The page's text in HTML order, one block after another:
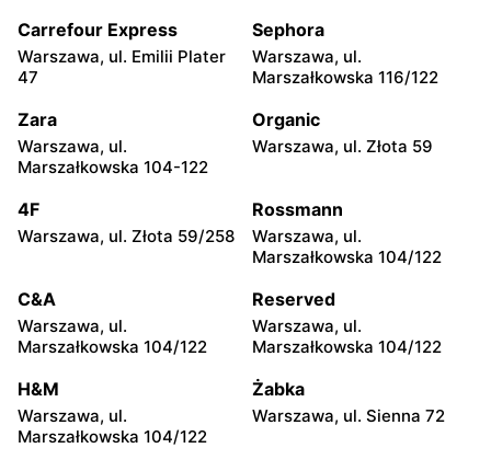
39
Piłsudskiego 74
Rainbow Tours
10
Rainbow Tours
Rainbow Tours
144
Rainbow Tours
127
Rainbow Tours
Chrobrego 1
Rainbow Tours
Rainbow Tours
Piłsudskiego 15
Rainbow Tours
Rainbow Tours Rainbow Tours
Carrefour Express
Warszawa, ul. Emilii Plater
47
Sephora
Warszawa, ul.
Marszałkowska 116/122
Zara
Warszawa, ul.
Marszałkowska 104-122
Organic
Warszawa, ul. Złota 59
4F
Warszawa, ul. Złota 59/258
Rossmann
Warszawa, ul.
Marszałkowska 104/122
C&A
Warszawa, ul.
Marszałkowska 104/122
Reserved
Warszawa, ul.
Marszałkowska 104/122
H&M
Warszawa, ul.
Marszałkowska 104/122
Żabka
Warszawa, ul. Sienna 72